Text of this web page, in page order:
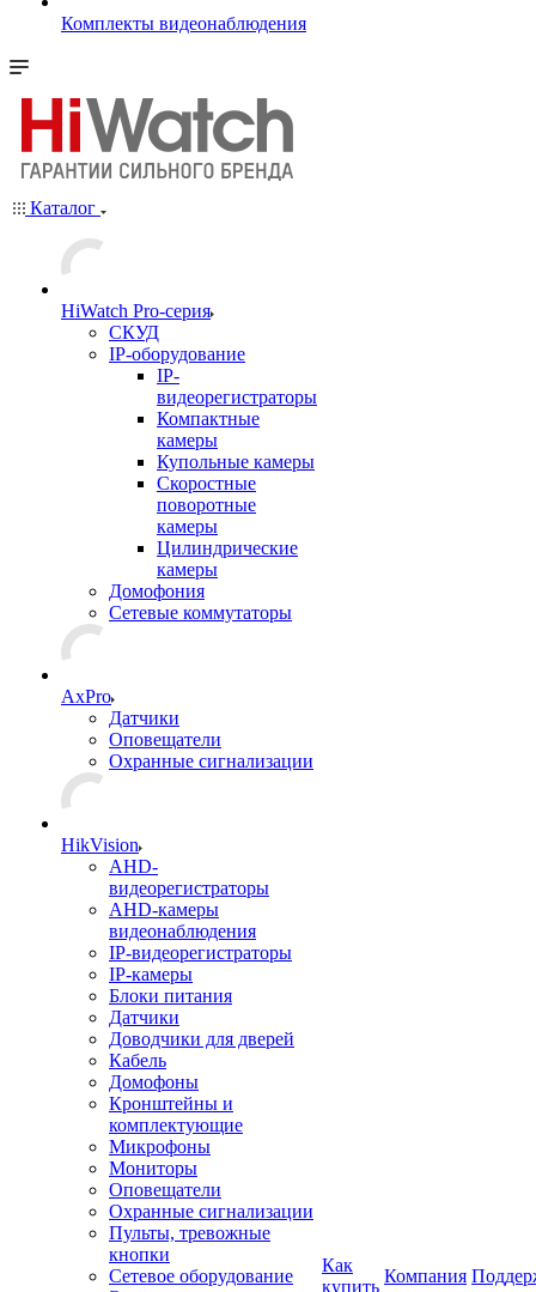
Комплекты видеонаблюдения
Каталог
HiWatch Pro-серия
CКУД
IP-оборудование
IP-
видеорегистраторы
Компактные
камеры
Купольные камеры
Скоростные
поворотные
камеры
Цилиндрические
камеры
Домофония
Сетевые коммутаторы
AxPro
Датчики
Оповещатели
Охранные сигнализации
HikVision
AHD-
видеорегистраторы
AHD-камеры
видеонаблюдения
IP-видеорегистраторы
IP-камеры
Блоки питания
Датчики
Доводчики для дверей
Кабель
Домофоны
Кронштейны и
комплектующие
Микрофоны
Мониторы
Оповещатели
Охранные сигнализации
Пульты, тревожные
кнопки
Сетевое оборудование
Как
купить
Компания